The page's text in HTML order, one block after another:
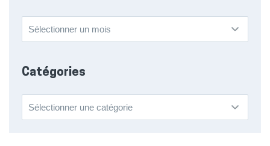
Archives
Catégories
Catégories